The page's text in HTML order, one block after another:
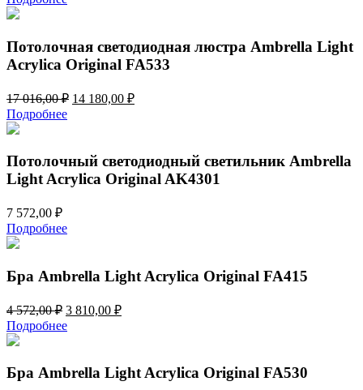
Потолочная светодиодная люстра Ambrella Light
Acrylica Original FA533
17 016,00₽ Первоначальная
016,00 ₽.
14 180,00 ₽Текущая
Подробнее
Потолочный светодиодный светильник Ambrella
Light Acrylica Original AK4301
7 572,00 ₽
Подробнее
Бра Ambrella Light Acrylica Original FA415
4 572,00₽ Первоначальная
цена
составляла
572,00 ₽.
3 810,00 ₽Текущая
Подробнее
Бра Ambrella Light Acrylica Original FA530